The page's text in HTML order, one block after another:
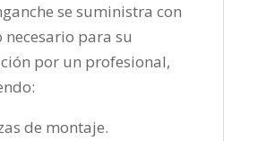
se suministra con
necesario para su
por un profesional,
de montaje.